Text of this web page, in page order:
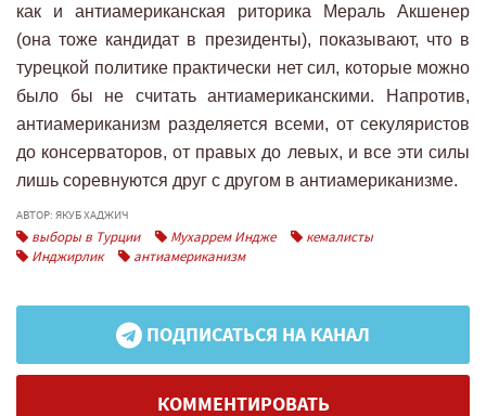
как и антиамериканская риторика Мераль Акшенер
(она тоже кандидат в президенты), показывают, что в
турецкой политике практически нет сил, которые можно
было бы не считать антиамериканскими. Напротив,
антиамериканизм разделяется всеми, от секуляристов
до консерваторов, от правых до левых, и все эти силы
лишь соревнуются друг с другом в антиамериканизме.
АВТОР: ЯКУБ ХАДЖИЧ
выборы в Турции Мухаррем Индже
кемалисты
Инджирлик
антиамериканизм
ПОДПИСАТЬСЯ НА КАНАЛ
КОММЕНТИРОВАТЬ